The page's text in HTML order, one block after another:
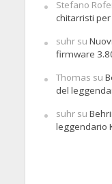
Stefano
chitarristi
suhrsu
firmware
Thomas su
del
suhrsu
leggendario